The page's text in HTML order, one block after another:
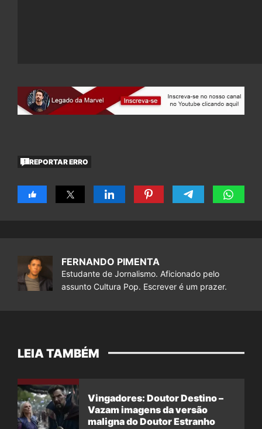
REPORTAR ERRO
FERNANDO PIMENTA
Estudante de Jornalismo. Aficionado pelo
assunto Cultura Pop. Escrever é um prazer.
LEIA TAMBÉM
Vingadores: Doutor Destino –
Vazam imagens da versão
maligna do Doutor Estranho